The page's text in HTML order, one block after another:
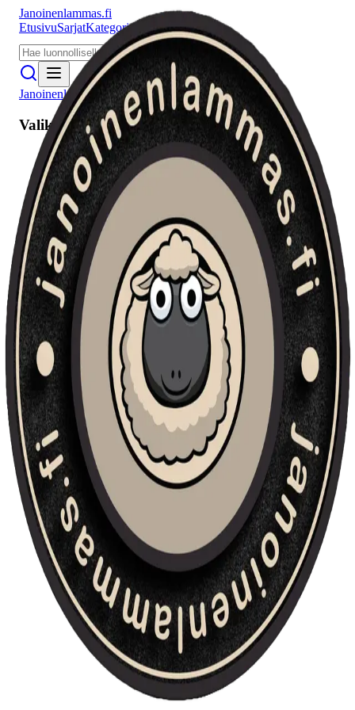
Janoinenlammas.fi
EtusivuSarjatKategoriat PuhujatMeistä
Janoinenlammas.fi
Valikko
Etusivu
Sarjat
Kategoriat
Puhujat
Haku
Tietosuojaseloste
Seuraa meitä
Facebook Instagram
YouTube
© 2026 Janoinenlammas.fi. Kaikki oikeudet pidätetään.